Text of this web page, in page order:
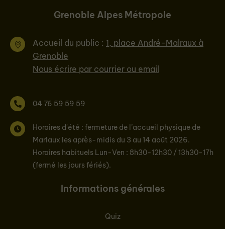
Grenoble Alpes Métropole
Accueil du public : 1, place André-Malraux à
Grenoble
Nous écrire par courrier ou email
04 76 59 59 59
Horaires d'été : fermeture de l’accueil physique de
Marlaux les après-midis du 3 au 14 août 2026.
Horaires habituels Lun-Ven : 8h30-12h30 / 13h30-17h
(fermé les jours fériés).
Informations générales
Quiz